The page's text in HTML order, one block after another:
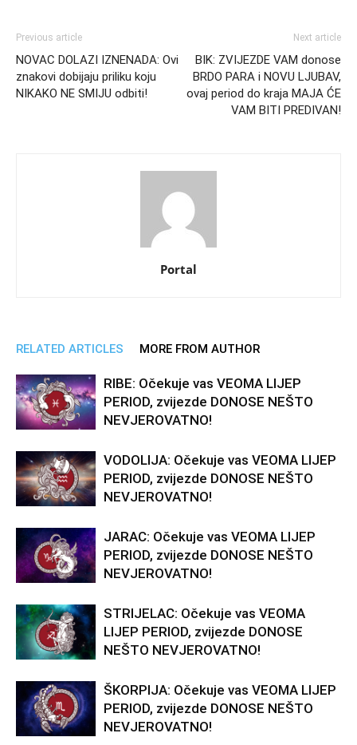
Previous article
NOVAC DOLAZI IZNENADA: Ovi
znakovi dobijaju priliku koju
NIKAKO NE SMIJU odbiti!
Next article
BIK: ZVIJEZDE VAM donose
BRDO PARA i NOVU LJUBAV,
ovaj period do kraja MAJA ĆE
VAM BITI PREDIVAN!
Portal
RELATED ARTICLES MORE FROM AUTHOR
RIBE: Očekuje vas VEOMA LIJEP
PERIOD, zvijezde DONOSE NEŠTO
NEVJEROVATNO!
VODOLIJA: Očekuje vas VEOMA LIJEP
PERIOD, zvijezde DONOSE NEŠTO
NEVJEROVATNO!
JARAC: Očekuje vas VEOMA LIJEP
PERIOD, zvijezde DONOSE NEŠTO
NEVJEROVATNO!
STRIJELAC: Očekuje vas VEOMA
LIJEP PERIOD, zvijezde DONOSE
NEŠTO NEVJEROVATNO!
ŠKORPIJA: Očekuje vas VEOMA LIJEP
PERIOD, zvijezde DONOSE NEŠTO
NEVJEROVATNO!